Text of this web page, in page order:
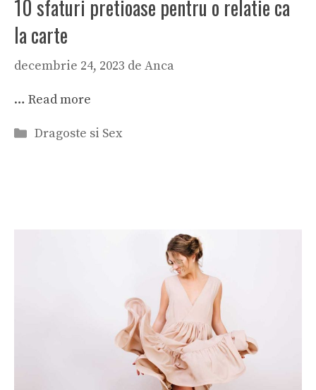
10 sfaturi pretioase pentru o relatie ca
la carte
decembrie 24, 2023 de Anca
… Read more
Categorii
Dragoste si Sex